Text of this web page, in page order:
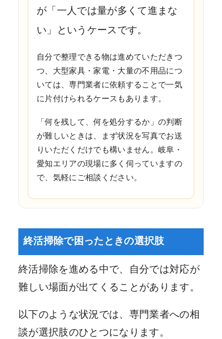
が「一人では量が多くて進まな
い」というケースです。
自分で整理できる物は進めていただきつ
つ、大型家具・家電・大量の不用品につ
いては、専門業者に依頼することで一気
に片付けられるケースもあります。
「何を残して、何を処分するか」の判断
が難しいときは、まず状況を写真でお送
りいただくだけでも構いません。岐阜・
愛知エリアの現場に多く伺っていますの
で、気軽にご相談ください。
終活掃除で困ったときの選択肢
終活掃除を進める中で、自分では対応が
難しい場面が出てくることがあります。
以下のような状況では、専門業者への相
談が選択肢のひとつになります。